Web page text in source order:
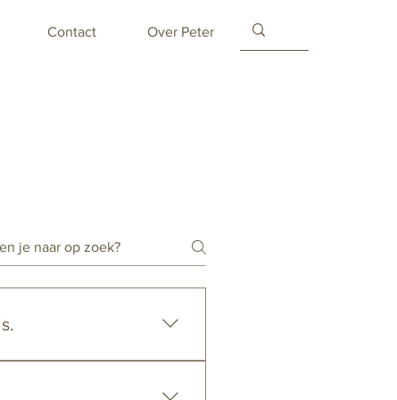
Contact Over Peter
€ 250 waard is, dan